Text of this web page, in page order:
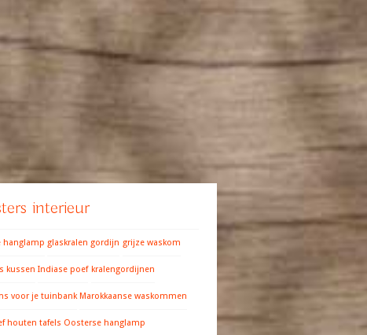
interieur
hanglamp glaskralen gordijn grijze waskom
kussen Indiase poef kralengordijnen
voor je tuinbank Marokkaanse waskommen
houten tafels Oosterse hanglamp